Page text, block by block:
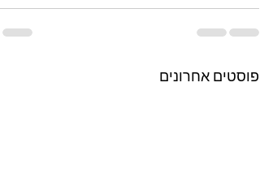
פוסטים אחרונים